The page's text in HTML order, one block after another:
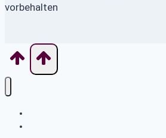
vorbehalten